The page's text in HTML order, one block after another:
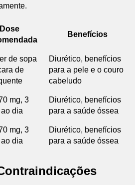
Dose
Benefícios
de sopa
de
Diurético, benefícios
para a pele e o couro
cabeludo
mg, 3
dia
Diurético, benefícios
para a saúde óssea
mg, 3
dia
Diurético, benefícios
para a saúde óssea